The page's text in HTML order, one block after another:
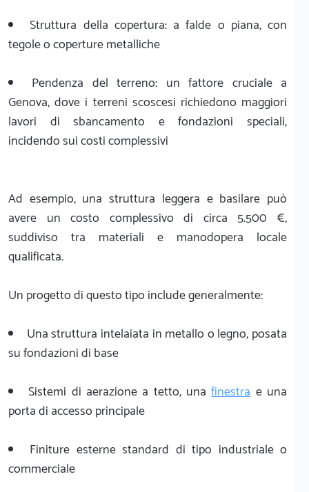
Struttura della copertura: a falde o piana, con
tegole o coperture metalliche
Pendenza del terreno: un fattore cruciale a
Genova, dove i terreni scoscesi richiedono maggiori
lavori di sbancamento e fondazioni speciali,
incidendo sui costi complessivi
Ad esempio, una struttura leggera e basilare può
avere un costo complessivo di circa 5.500 €,
suddiviso tra materiali e manodopera locale
qualificata.
Un progetto di questo tipo include generalmente:
Una struttura intelaiata in metallo o legno, posata
su fondazioni di base
Sistemi di aerazione a tetto, unafinestrae una
porta di accesso principale
Finiture esterne standard di tipo industriale o
commerciale